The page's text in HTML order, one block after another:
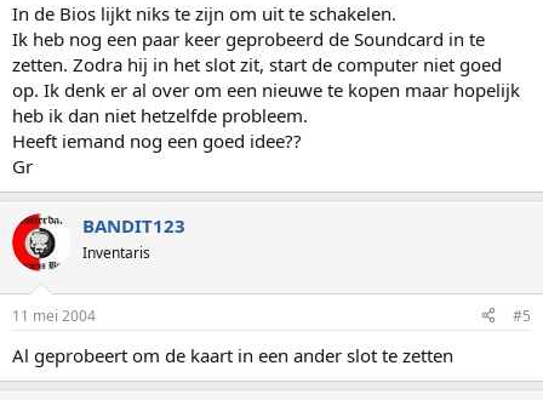
In de Bios lijkt niks te zijn om uit te schakelen.
Ik heb nog een paar keer geprobeerd de Soundcard in te
zetten. Zodra hij in het slot zit, start de computer niet goed
op. Ik denk er al over om een nieuwe te kopen maar hopelijk
heb ik dan niet hetzelfde probleem.
Heeft iemand nog een goed idee??
Gr
BANDIT123
Inventaris
11 mei 2004 #5
Al geprobeert om de kaart in een ander slot te zetten